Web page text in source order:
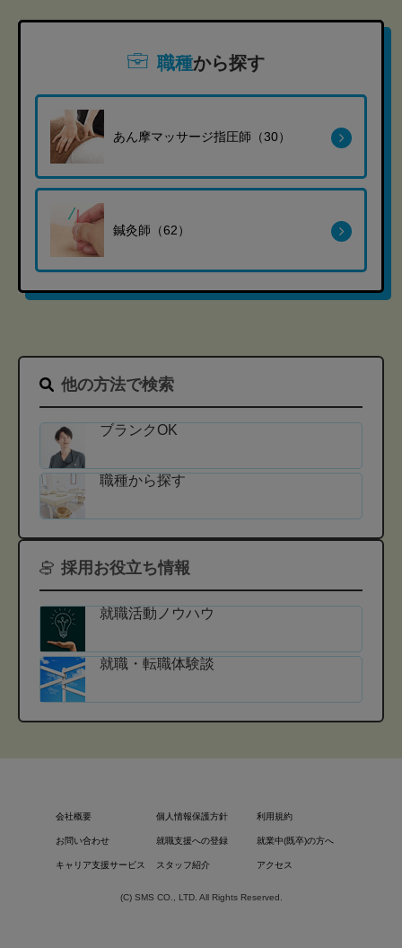
職種から探す
あん摩マッサージ指圧師（30）
鍼灸師（62）
他の方法で検索
ブランクOK
職種から探す
採用お役立ち情報
就職活動ノウハウ
就職・転職体験談
会社概要 個人情報保護方針 利用規約
お問い合わせ 就職支援への登録 就業中(既卒)の方へ
キャリア支援サービス スタッフ紹介 アクセス
(C) SMS CO., LTD. All Rights Reserved.